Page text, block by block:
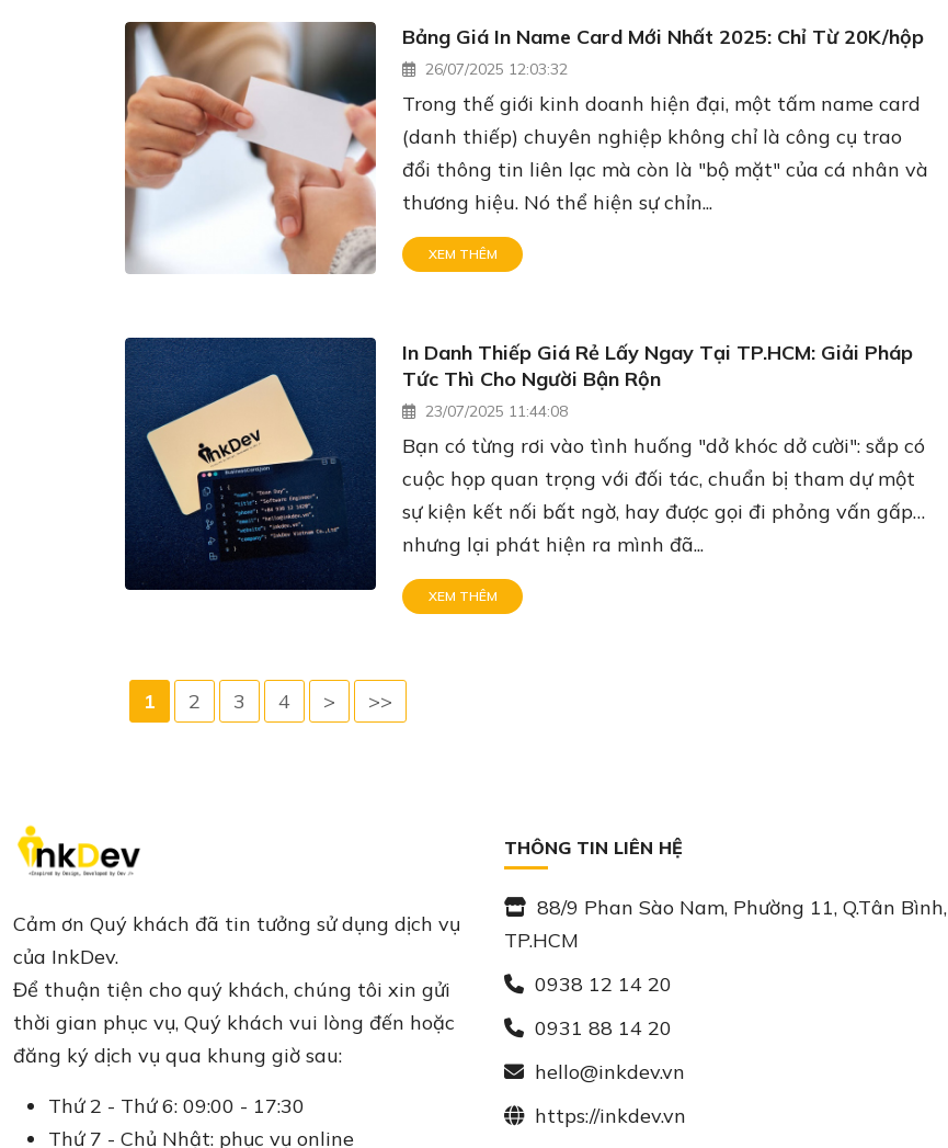
Bảng Giá In Name Card Mới Nhất 2025: Chỉ Từ 20K/hộp
26/07/2025 12:03:32
Trong thế giới kinh doanh hiện đại, một tấm name card
(danh thiếp) chuyên nghiệp không chỉ là công cụ trao
đổi thông tin liên lạc mà còn là "bộ mặt" của cá nhân và
thương hiệu. Nó thể hiện sự chỉn...
XEM THÊM
In Danh Thiếp Giá Rẻ Lấy Ngay Tại TP.HCM: Giải Pháp
Tức Thì Cho Người Bận Rộn
23/07/2025 11:44:08
Bạn có từng rơi vào tình huống "dở khóc dở cười": sắp có
cuộc họp quan trọng với đối tác, chuẩn bị tham dự một
sự kiện kết nối bất ngờ, hay được gọi đi phỏng vấn gấp…
nhưng lại phát hiện ra mình đã...
XEM THÊM
1 2 3 4 > >>
Cảm ơn Quý khách đã tin tưởng sử dụng dịch vụ
của InkDev.
Để thuận tiện cho quý khách, chúng tôi xin gửi
thời gian phục vụ, Quý khách vui lòng đến hoặc
đăng ký dịch vụ qua khung giờ sau:
Thứ 2 - Thứ 6: 09:00 - 17:30
Thứ 7 - Chủ Nhật: phục vụ online
THÔNG TIN LIÊN HỆ
88/9 Phan Sào Nam, Phường 11, Q.Tân Bình,
TP.HCM
0938 12 14 20
0931 88 14 20
hello@inkdev.vn
https://inkdev.vn